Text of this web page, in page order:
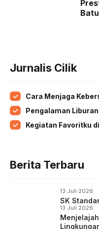
Jurnalis Cilik
Cara Menjaga
Pengalaman
Kegiatan Favoritku
Berita Terbaru
13 Juli 2026
SK
13 Juli 2026